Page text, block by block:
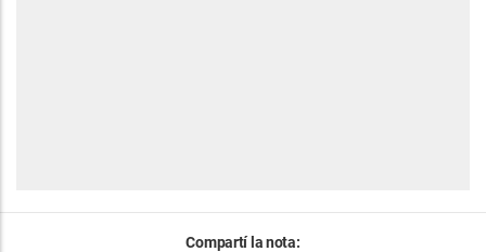
Compartí la nota: